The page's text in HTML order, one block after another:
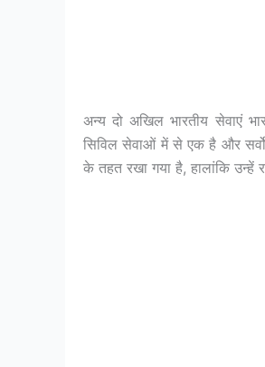
अन्य दो अखिल भारतीय सेवाएं
सिविल सेवाओं में से एक है और
के तहत रखा गया है, हालांकि